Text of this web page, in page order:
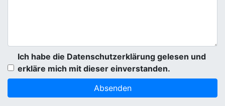
Ich habe die Datenschutzerklärung gelesen und
erkläre mich mit dieser einverstanden.